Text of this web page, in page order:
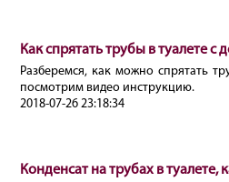
Как спрятать трубы в туалете с
Разберемся, как можно спрятать
посмотрим видео инструкцию.
2018-07-26 23:18:34
Конденсат на трубах в туалете,